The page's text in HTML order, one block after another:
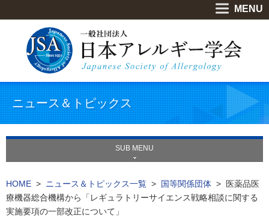
MENU
ニュース＆トピックス
SUB MENU
HOME > ニュース＆トピックス一覧 > 国等関係団体 > 医薬品医
療機器総合機構から「レギュラトリーサイエンス戦略相談に関する
実施要項の一部改正について」